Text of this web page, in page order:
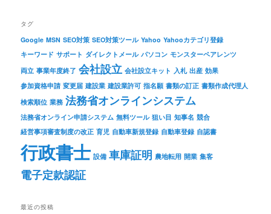
タグ
Google MSN SEO対策 SEO対策ツール Yahoo Yahooカテゴリ登録
キーワード サポート ダイレクトメール パソコン モンスターペアレンツ
両立 事業年度終了 会社設立 会社設立キット 入札 出産 効果
参加資格申請 変更届 建設業 建設業許可 指名願 書類の訂正 書類作成代理人
検索順位 業務 法務省オンラインシステム
法務省オンライン申請システム 無料ツール 狙い目 知事名 競合
経営事項審査制度の改正 育児 自動車新規登録 自動車登録 自認書
行政書士 設備 車庫証明 農地転用 開業 集客
電子定款認証
最近の投稿